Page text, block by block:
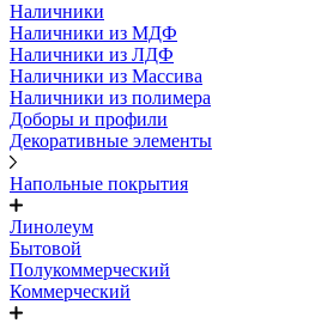
Наличники
Наличники из МДФ
Наличники из ЛДФ
Наличники из Массива
Наличники из полимера
Доборы и профили
Декоративные элементы
Напольные покрытия
Линолеум
Бытовой
Полукоммерческий
Коммерческий